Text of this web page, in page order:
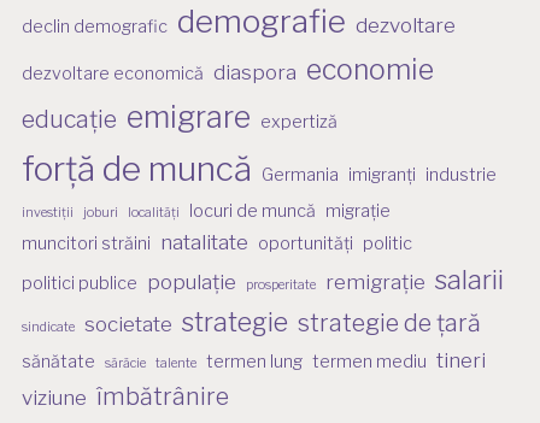
declin demografic demografie dezvoltare
dezvoltare economică diaspora economie
educație emigrare expertiză
forță de muncă Germania imigranți industrie
investiții joburi localități locuri de muncă migrație
muncitori străini natalitate oportunități politic
politici publice populație prosperitate remigrație salarii
sindicate societate strategie strategie de țară
sănătate sărăcie talente termen lung termen mediu tineri
viziune îmbătrânire